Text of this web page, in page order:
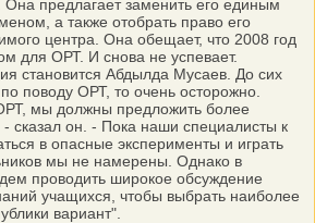
Она предлагает заменить его единым
а также отобрать право его
центра. Она обещает, что 2008 год
для ОРТ. И снова не успевает.
становится Абдылда Мусаев. До сих
поводу ОРТ, то очень осторожно.
мы должны предложить более
сказал он. - Пока наши специалисты к
в опасные эксперименты и играть
мы не намерены. Однако в
проводить широкое обсуждение
учащихся, чтобы выбрать наиболее
вариант".